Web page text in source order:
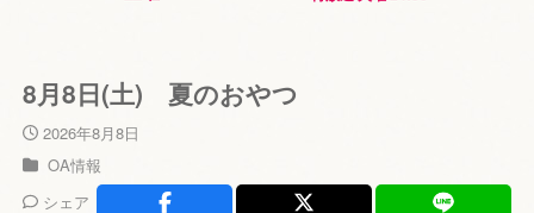
8月8日(土) 夏のおやつ
2026年8月8日
OA情報
シェア